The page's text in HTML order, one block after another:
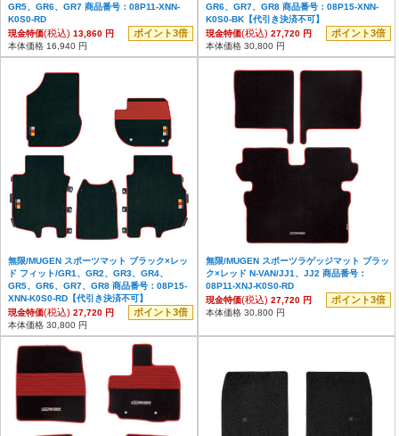
GR5、GR6、GR7 商品番号：08P11-XNN-
K0S0-RD
現金特価(税込) 13,860 円 ポイント3倍
本体価格 16,940 円
GR6、GR7、GR8 商品番号：08P15-XNN-
K0S0-BK【代引き決済不可】
現金特価(税込) 27,720 円 ポイント3倍
本体価格 30,800 円
無限/MUGEN スポーツマット ブラック×レッ
ド フィット/GR1、GR2、GR3、GR4、
GR5、GR6、GR7、GR8 商品番号：08P15-
XNN-K0S0-RD【代引き決済不可】
現金特価(税込) 27,720 円 ポイント3倍
本体価格 30,800 円
無限/MUGEN スポーツラゲッジマット ブラッ
ク×レッド N-VAN/JJ1、JJ2 商品番号：
08P11-XNJ-K0S0-RD
現金特価(税込) 27,720 円 ポイント3倍
本体価格 30,800 円